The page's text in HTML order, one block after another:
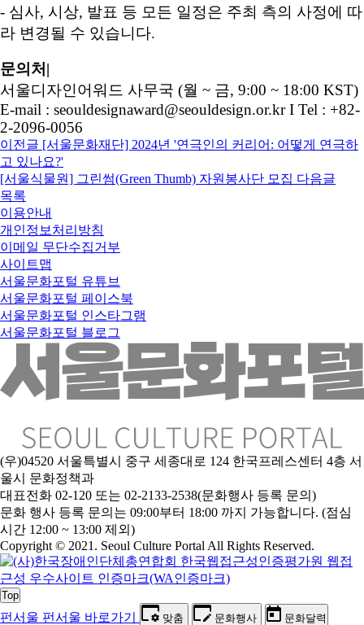
- 심사, 시상, 발표 등 모든 일정은 주최 측의 사정에 따
라 변경될 수 있습니다.
문의처|
서울디자인어워드 사무국 (월 ~ 금, 9:00 ~ 18:00 KST)
E-mail : seouldesignaward@seouldesign.or.kr I Tel : +82-
2-2096-0056
이전글 [서울문화재단] 2024년 '연극인의 커리어: 어떻게 연극하
고 있나요?'
[서울식물원] 그린썸(Green Thumb) 자원봉사단 모집 다음글
목록
이용안내
개인정보처리방침
이메일 무단수집거부
사이트맵
서울문화포털 유튜브
서울문화포털 페이스북
서울문화포털 인스타그램
서울문화포털 블로그
(우)04520 서울특별시 중구 세종대로 124 한국프레스센터 4층 서
울시 문화정책과
대표전화 02-120 또는 02-2133-2538(문화행사 등록 문의)
문화 행사 등록 문의는 09:00부터 18:00 까지 가능합니다. (점심
시간 12:00 ~ 13:00 제외)
Copyright © 2021. Seoul Culture Portal All Rights Reserved.
Top
펀서울 펀서울 바로가기
맞춤
문화행사
문화달력